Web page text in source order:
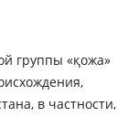
группы «қожа»
в частности,